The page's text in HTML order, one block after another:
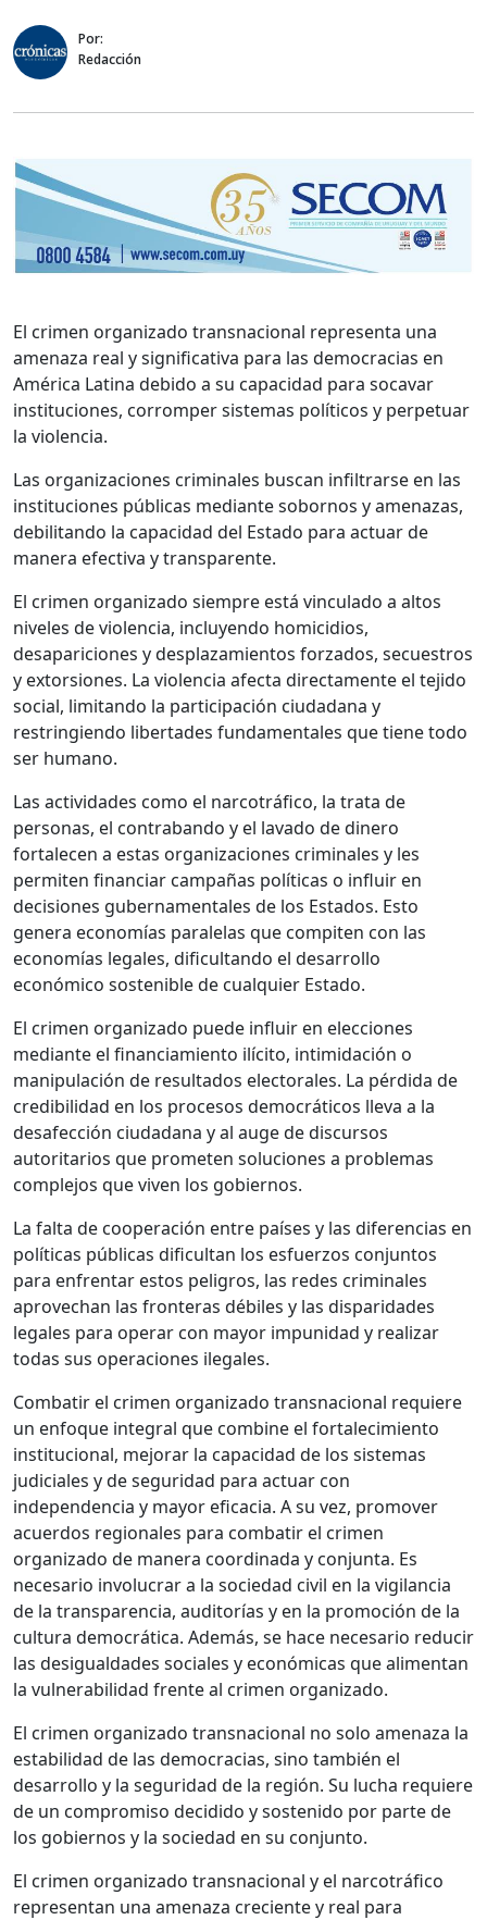
Por:
Redacción
El crimen organizado transnacional representa una
amenaza real y significativa para las democracias en
América Latina debido a su capacidad para socavar
instituciones, corromper sistemas políticos y perpetuar
la violencia.
Las organizaciones criminales buscan infiltrarse en las
instituciones públicas mediante sobornos y amenazas,
debilitando la capacidad del Estado para actuar de
manera efectiva y transparente.
El crimen organizado siempre está vinculado a altos
niveles de violencia, incluyendo homicidios,
desapariciones y desplazamientos forzados, secuestros
y extorsiones. La violencia afecta directamente el tejido
social, limitando la participación ciudadana y
restringiendo libertades fundamentales que tiene todo
ser humano.
Las actividades como el narcotráfico, la trata de
personas, el contrabando y el lavado de dinero
fortalecen a estas organizaciones criminales y les
permiten financiar campañas políticas o influir en
decisiones gubernamentales de los Estados. Esto
genera economías paralelas que compiten con las
economías legales, dificultando el desarrollo
económico sostenible de cualquier Estado.
El crimen organizado puede influir en elecciones
mediante el financiamiento ilícito, intimidación o
manipulación de resultados electorales. La pérdida de
credibilidad en los procesos democráticos lleva a la
desafección ciudadana y al auge de discursos
autoritarios que prometen soluciones a problemas
complejos que viven los gobiernos.
La falta de cooperación entre países y las diferencias en
políticas públicas dificultan los esfuerzos conjuntos
para enfrentar estos peligros, las redes criminales
aprovechan las fronteras débiles y las disparidades
legales para operar con mayor impunidad y realizar
todas sus operaciones ilegales.
Combatir el crimen organizado transnacional requiere
un enfoque integral que combine el fortalecimiento
institucional, mejorar la capacidad de los sistemas
judiciales y de seguridad para actuar con
independencia y mayor eficacia. A su vez, promover
acuerdos regionales para combatir el crimen
organizado de manera coordinada y conjunta. Es
necesario involucrar a la sociedad civil en la vigilancia
de la transparencia, auditorías y en la promoción de la
cultura democrática. Además, se hace necesario reducir
las desigualdades sociales y económicas que alimentan
la vulnerabilidad frente al crimen organizado.
El crimen organizado transnacional no solo amenaza la
estabilidad de las democracias, sino también el
desarrollo y la seguridad de la región. Su lucha requiere
de un compromiso decidido y sostenido por parte de
los gobiernos y la sociedad en su conjunto.
El crimen organizado transnacional y el narcotráfico
representan una amenaza creciente y real para